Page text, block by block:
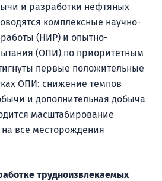
и разработки нефтяных
комплексные научно-
работы (НИР) и опытно-
(ОПИ) по приоритетным
первые положительные
ОПИ: снижение темпов
и дополнительная добыча
масштабирование
все месторождения
трудноизвлекаемых